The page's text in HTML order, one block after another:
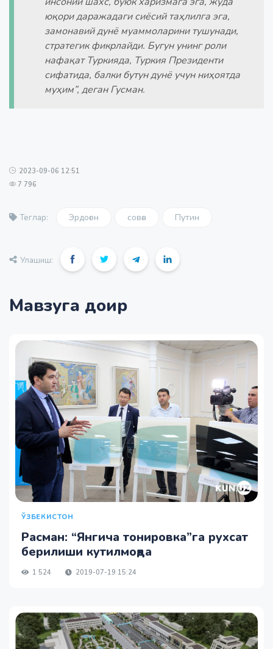
юқори даражадаги сиёсий таҳлилга эга,
замонавий дунё муаммоларини тушунади,
стратегик фикрлайди. Бугун унинг роли
нафақат Туркияда, Туркия Президенти
сифатида, балки бутун дунё учун ниҳоятда
муҳим”, деган Гусман.
2023-09-06 12:51
7 796
Теглар: Эрдоғон совға Путин
Улашиш:
Мавзуга доир
ЎЗБЕКИСТОН
Расман: “Янгича тонировка”га рухсат
берилиши кутилмоқда
1 524 2019-07-19 15:24